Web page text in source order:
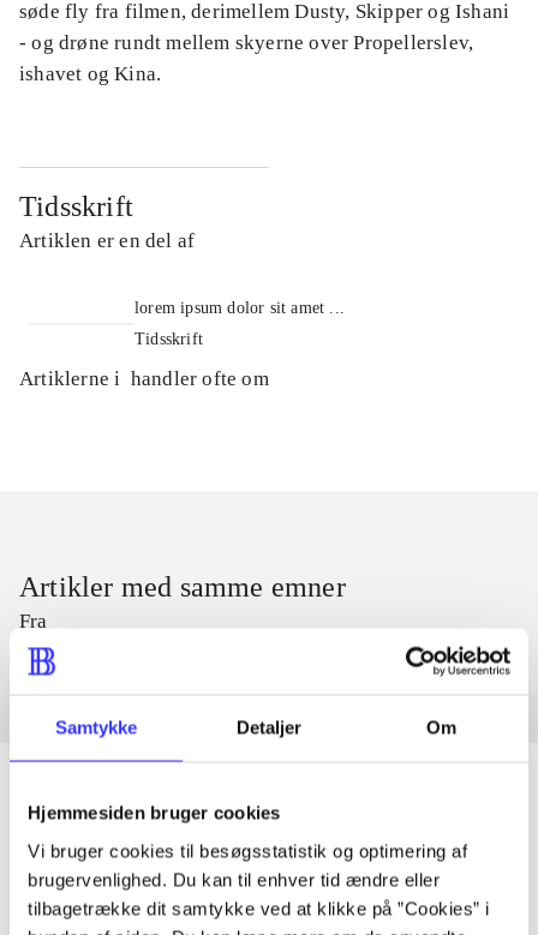
Samtykke Detaljer Om
Hjemmesiden bruger cookies
Vi bruger cookies til besøgsstatistik og optimering af
brugervenlighed. Du kan til enhver tid ændre eller
tilbagetrække dit samtykke ved at klikke på ”Cookies” i
søde fly fra filmen, derimellem Dusty, Skipper og Ishani
- og drøne rundt mellem skyerne over Propellerslev,
ishavet og Kina.
Tidsskrift
Artiklen er en del af
lorem ipsum dolor sit amet ...
Tidsskrift
Artiklerne i handler ofte om
Artikler med samme emner
Fra
Artikler
Alle registrerede artikler fordelt på udgivelser